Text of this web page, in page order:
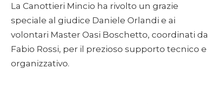
La Canottieri Mincio ha rivolto un grazie
speciale al giudice Daniele Orlandi e ai
volontari Master Oasi Boschetto, coordinati da
Fabio Rossi, per il prezioso supporto tecnico e
organizzativo.